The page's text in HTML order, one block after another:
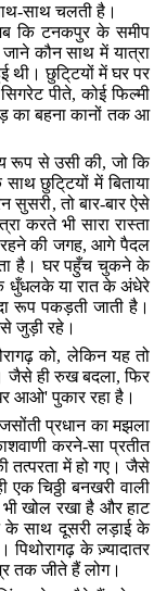
साथ चलती है।
कि टनकपुर के समीप
कौन साथ में यात्रा
थी। छुटि्टयों में घर पर
सिगरेट पीते,कोई फिल्मी
का बहना कानों तक आ
रूप से उसी की,जो कि
छुटि्टयों में बिताया
सुसरी,तो बार-बार ऐसे
करते भी सारा रास्ता
की जगह,आगे पैदल
है। घर पहुँच चुकने के
धुँधलके या रात के अंधेरे
रूप पकड़ती जाती है।
जुड़ी रहे।
को,लेकिन यह तो
जैसे ही रुख बदला,फिर
आओ'पुकार रहा है।
प्रधान का मझला
करने-सा प्रतीत
तत्परता में हो गए। जैसे
एक चिठ्ठी बनखरी वाली
भी खोल रखा है और हाट
के साथ दूसरी लड़ाई के
पिथोरागढ़ के ज़्यादातर
तक जीते हैं लोग।